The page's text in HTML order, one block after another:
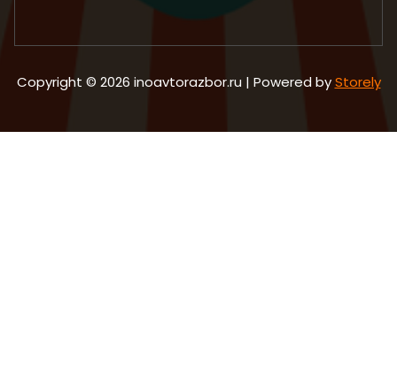
Copyright © 2026 inoavtorazbor.ru | Powered byStorely